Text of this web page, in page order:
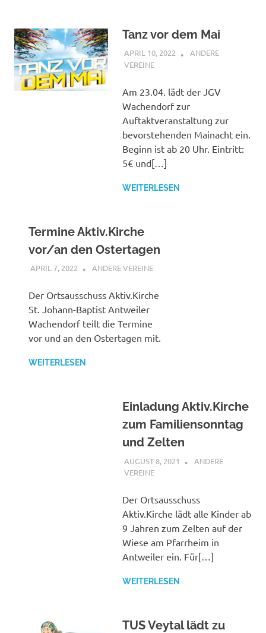
Tanz vor dem Mai
APRIL 10, 2022
BÜRGERVEREIN
ANDERE
VEREINE
Am 23.04. lädt der JGV
Wachendorf zur
Auftaktveranstaltung zur
bevorstehenden Mainacht ein.
Beginn ist ab 20 Uhr. Eintritt:
5€ und[…]
WEITERLESEN
Termine Aktiv.Kirche
vor/an den Ostertagen
APRIL 7, 2022 BÜRGERVEREIN WACHENDORF
ANDERE VEREINE
Der Ortsausschuss Aktiv.Kirche
St. Johann-Baptist Antweiler
Wachendorf teilt die Termine
vor und an den Ostertagen mit.
WEITERLESEN
Einladung Aktiv.Kirche
zum Familiensonntag
und Zelten
AUGUST 8, 2021
BUERGERVEREIN
ANDERE
VEREINE
Der Ortsausschuss
Aktiv.Kirche lädt alle Kinder ab
9 Jahren zum Zelten auf der
Wiese am Pfarrheim in
Antweiler ein. Für[…]
WEITERLESEN
TUS Veytal lädt zu